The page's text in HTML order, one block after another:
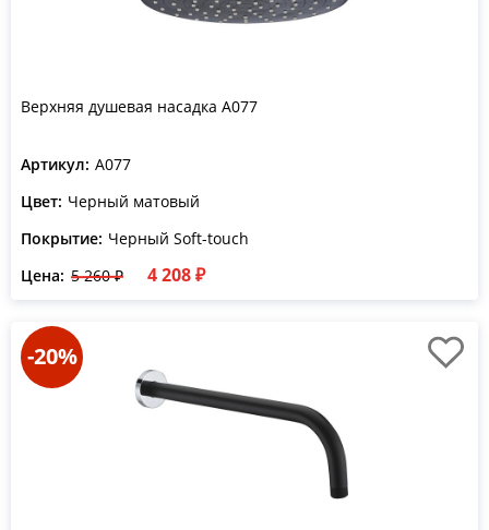
Верхняя душевая насадка A077
Артикул: A077
Цвет: Черный матовый
Покрытие: Черный Soft-touch
Цена: 5 260 ₽ 4 208 ₽
-20%